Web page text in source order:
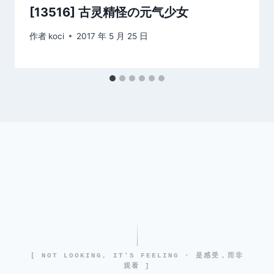
[13516] 古灵精怪の元气少女
作者 koci 2017 年 5 月 25 日
[ NOT LOOKING, IT'S FEELING · 是感受，而非
观看 ]